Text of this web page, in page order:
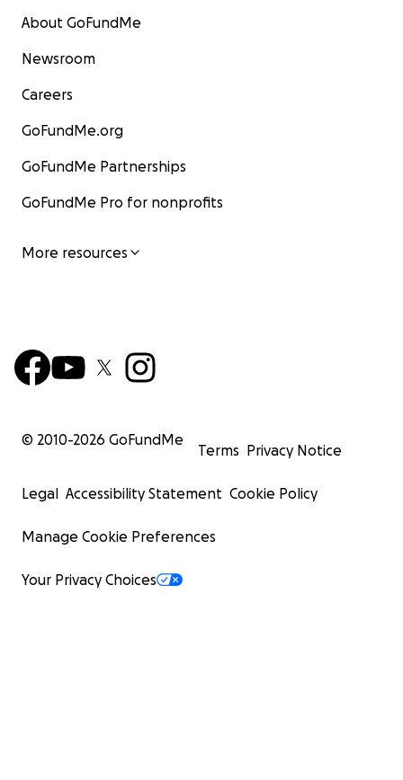
About GoFundMe
Newsroom
Careers
GoFundMe.org
GoFundMe Partnerships
GoFundMe Pro for nonprofits
More resources
© 2010-2026 GoFundMe
Terms Privacy Notice
Legal Accessibility Statement Cookie Policy
Manage Cookie Preferences
Your Privacy Choices